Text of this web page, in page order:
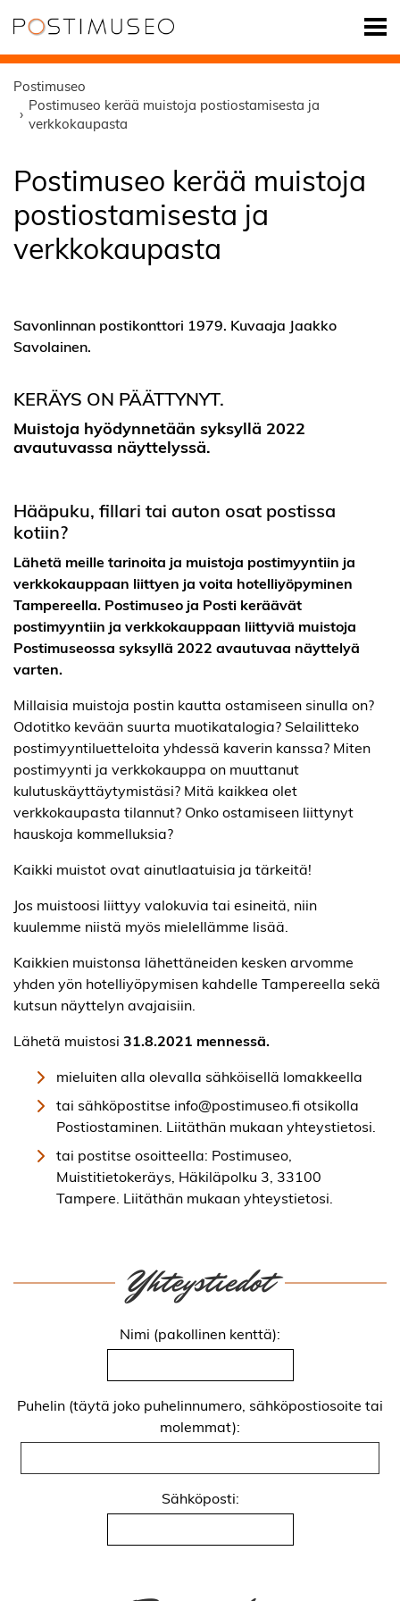
Postimuseo
Postimuseo kerää muistoja postiostamisesta ja
verkkokaupasta
Postimuseo kerää muistoja
postiostamisesta ja
verkkokaupasta
Savonlinnan postikonttori 1979. Kuvaaja Jaakko
Savolainen.
KERÄYS ON PÄÄTTYNYT.
Muistoja hyödynnetään syksyllä 2022
avautuvassa näyttelyssä.
Hääpuku, fillari tai auton osat postissa
kotiin?
Lähetä meille tarinoita ja muistoja postimyyntiin ja
verkkokauppaan liittyen ja voita hotelliyöpyminen
Tampereella. Postimuseo ja Posti keräävät
postimyyntiin ja verkkokauppaan liittyviä muistoja
Postimuseossa syksyllä 2022 avautuvaa näyttelyä
varten.
Millaisia muistoja postin kautta ostamiseen sinulla on?
Odotitko kevään suurta muotikatalogia? Selailitteko
postimyyntiluetteloita yhdessä kaverin kanssa? Miten
postimyynti ja verkkokauppa on muuttanut
kulutuskäyttäytymistäsi? Mitä kaikkea olet
verkkokaupasta tilannut? Onko ostamiseen liittynyt
hauskoja kommelluksia?
Kaikki muistot ovat ainutlaatuisia ja tärkeitä!
Jos muistoosi liittyy valokuvia tai esineitä, niin
kuulemme niistä myös mielellämme lisää.
Kaikkien muistonsa lähettäneiden kesken arvomme
yhden yön hotelliyöpymisen kahdelle Tampereella sekä
kutsun näyttelyn avajaisiin.
Lähetä muistosi 31.8.2021 mennessä.
mieluiten alla olevalla sähköisellä lomakkeella
tai sähköpostitse info@postimuseo.fi otsikolla
Postiostaminen. Liitäthän mukaan yhteystietosi.
tai postitse osoitteella: Postimuseo,
Muistitietokeräys, Häkiläpolku 3, 33100
Tampere. Liitäthän mukaan yhteystietosi.
Yhteystiedot
Nimi (pakollinen kenttä):
Puhelin (täytä joko puhelinnumero, sähköpostiosoite tai
molemmat):
Sähköposti: